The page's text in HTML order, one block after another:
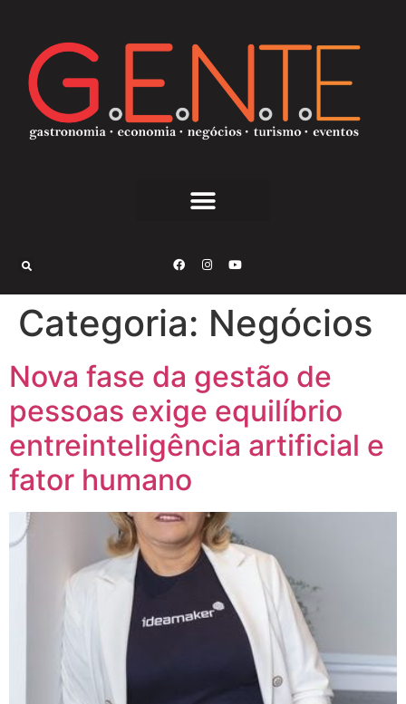
Categoria: Negócios
Nova fase da gestão de
pessoas exige equilíbrio
entreinteligência artificial e
fator humano